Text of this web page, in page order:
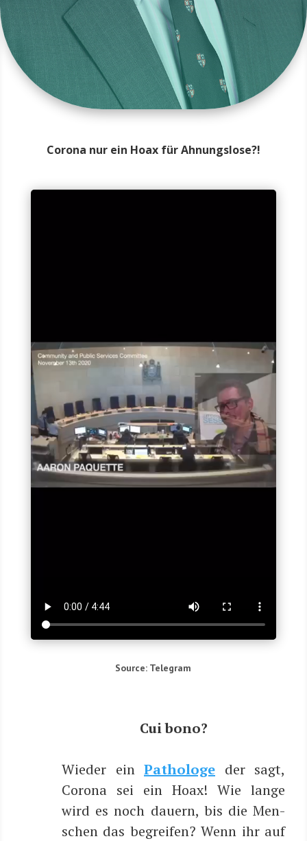
Corona nur ein Hoax für Ahnungslose?!
Source: Tele­gram
Cui bono?
Wie­der ein Patho­lo­ge der sagt,
Coro­na sei ein Hoax! Wie lan­ge
wird es noch dau­ern, bis die Men­
schen das begrei­fen? Wenn ihr auf